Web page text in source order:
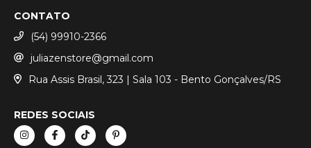
CONTATO
(54) 99910-2366
juliazenstore@gmail.com
Rua Assis Brasil, 323 | Sala 103 - Bento Gonçalves/RS
REDES SOCIAIS